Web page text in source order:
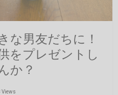
な男友だちに！
をプレゼントし
か？
Views